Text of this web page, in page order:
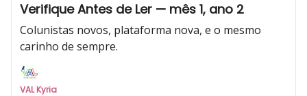
Verifique Antes de Ler — mês 1, ano 2
Colunistas novos, plataforma nova, e o mesmo
carinho de sempre.
VAL Kyria